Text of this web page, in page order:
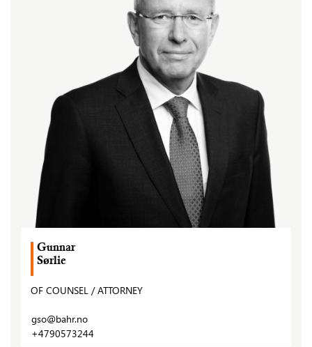
Gunnar
Sørlie
OF COUNSEL / ATTORNEY
gso@bahr.no
+4790573244